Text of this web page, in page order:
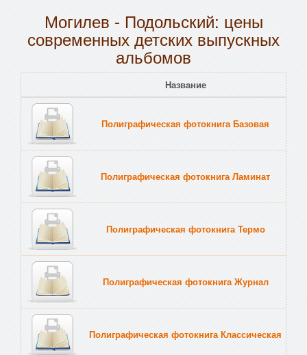
Могилев - Подольский: цены
современных детских выпускных
альбомов
Название
Полиграфическая фотокнига Базовая
Полиграфическая фотокнига Ламинат
Полиграфическая фотокнига Термо
Полиграфическая фотокнига Журнал
Полиграфическая фотокнига Классическая